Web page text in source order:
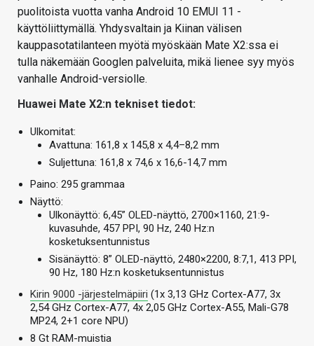
puolitoista vuotta vanha Android 10 EMUI 11 -
käyttöliittymällä. Yhdysvaltain ja Kiinan välisen
kauppasotatilanteen myötä myöskään Mate X2:ssa ei
tulla näkemään Googlen palveluita, mikä lienee syy myös
vanhalle Android-versiolle.
Huawei Mate X2:n tekniset tiedot:
Ulkomitat:
Avattuna: 161,8 x 145,8 x 4,4–8,2 mm
Suljettuna: 161,8 x 74,6 x 16,6-14,7 mm
Paino: 295 grammaa
Näyttö:
Ulkonäyttö: 6,45” OLED-näyttö, 2700×1160, 21:9-
kuvasuhde, 457 PPI, 90 Hz, 240 Hz:n
kosketuksentunnistus
Sisänäyttö: 8” OLED-näyttö, 2480×2200, 8:7,1, 413 PPI,
90 Hz, 180 Hz:n kosketuksentunnistus
Kirin 9000 -järjestelmäpiiri (1x 3,13 GHz Cortex-A77, 3x
2,54 GHz Cortex-A77, 4x 2,05 GHz Cortex-A55, Mali-G78
MP24, 2+1 core NPU)
8 Gt RAM-muistia